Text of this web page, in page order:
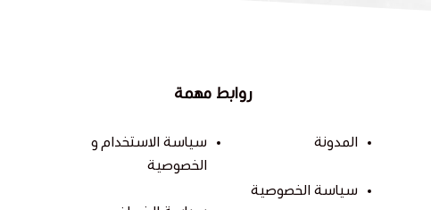
روابط مهمة
المدونة
سياسة الخصوصية
سياسة الاستخدام و
الخصوصية